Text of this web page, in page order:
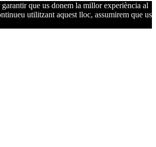
que us donem la millor experiència al
utilitzant aquest lloc, assumirem que us